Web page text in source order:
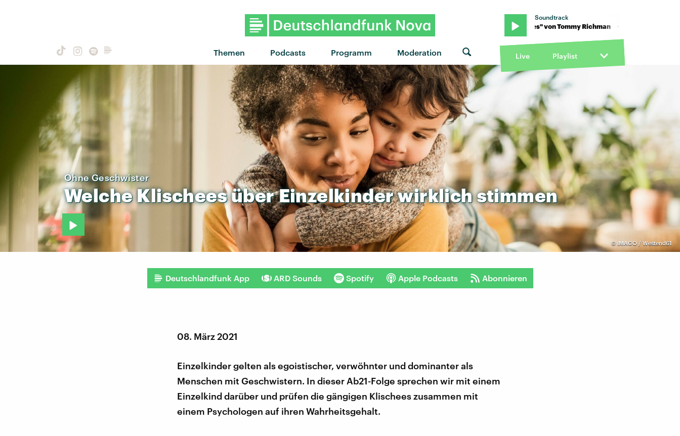
Themen Podcasts Programm Moderation
Soundtrack
"Changes" von Tommy Richman · "Changes" von Tommy Richman · "Changes" von Tommy
Live Playlist
© IMAGO / Westend61
Ohne Geschwister
WelcheKlischeesüberEinzelkinderwirklichstimmen
Deutschlandfunk App ARD Sounds Spotify Apple Podcasts Abonnieren
08. März 2021
Einzelkinder gelten als egoistischer, verwöhnter und dominanter als
Menschen mit Geschwistern. In dieser Ab21-Folge sprechen wir mit einem
Einzelkind darüber und prüfen die gängigen Klischees zusammen mit
einem Psychologen auf ihren Wahrheitsgehalt.